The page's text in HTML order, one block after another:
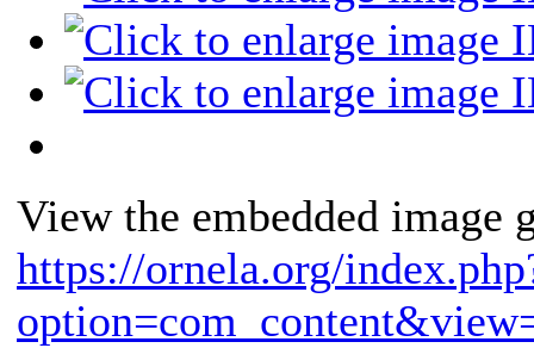
View the embedded image
https://ornela.org/